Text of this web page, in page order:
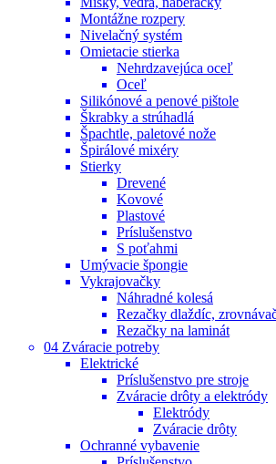
Montážne rozpery
Nivelačný systém
Omietacie stierka
Nehrdzavejúca oceľ
Oceľ
Silikónové a penové pištole
Škrabky a strúhadlá
Špachtle, paletové nože
Špirálové mixéry
Stierky
Drevené
Kovové
Plastové
Príslušenstvo
S poťahmi
Umývacie špongie
Vykrajovačky
Náhradné kolesá
Rezačky dlaždíc,
Rezačky na laminát
04 Zváracie potreby
Elektrické
Príslušenstvo pre stroje
Zváracie drôty a elektródy
Elektródy
Zváracie drôty
Ochranné vybavenie